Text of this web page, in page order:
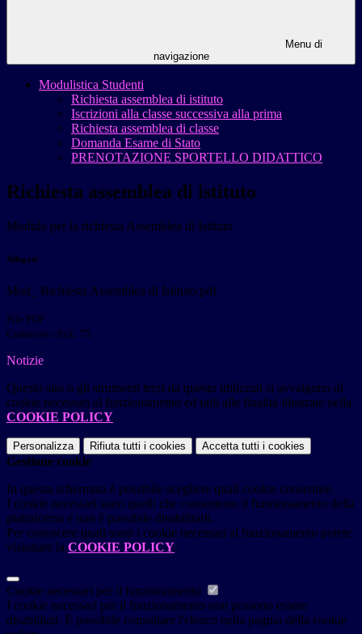
Menu di
navigazione
Modulistica Studenti
Richiesta assemblea di istituto
Iscrizioni alla classe successiva alla prima
Richiesta assemblea di classe
Domanda Esame di Stato
PRENOTAZIONE SPORTELLO DIDATTICO
Richiesta assemblea di istituto
Modulo per la richiesta Assemblea di Istituto
Allegati
Mod_ Richiesta Assemblea di Istituto.pdf
File PDF
Contatore click: 75
Notizie
Questo sito o gli strumenti terzi da questo utilizzati si avvalgono di
cookie necessari al funzionamento ed utili alle finalità illustrate nella
COOKIE POLICY.
Personalizza Rifiuta tutti i cookies Accetta tutti i cookies
Gestione cookie
In questa schermata è possibile scegliere quali cookie consentire.
I cookie necessari sono quelli che consentono il funzionamento della
piattaforma e non è possibile disabilitarli.
Per conoscere quali sono i cookie necessari al funzionamento potete
visionare la COOKIE POLICY.
Cookie necessari per il funzionamento
I cookie necessari per il funzionamento non possono essere
disabilitati. È possibile consultare l'elenco nella pagina della cookie